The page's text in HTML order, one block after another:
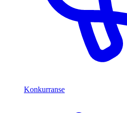
Konkurranse